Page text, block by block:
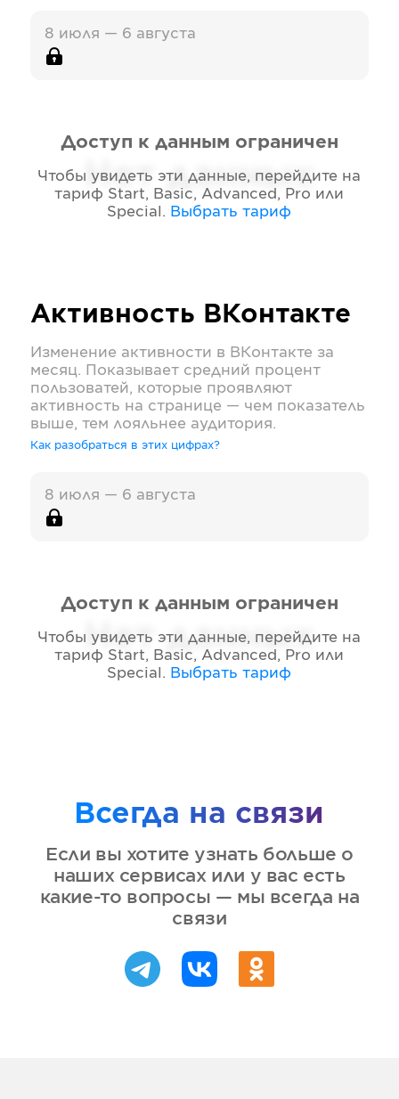
8 июля — 6 августа
Нет данных
Доступ к данным ограничен
Чтобы увидеть эти данные, перейдите на
тариф Start, Basic, Advanced, Pro или
Special . Выбрать тариф
Активность ВКонтакте
Изменение активности в ВКонтакте за
месяц. Показывает средний процент
пользоватей, которые проявляют
активность на странице — чем показатель
выше, тем лояльнее аудитория.
Как разобраться в этих цифрах?
8 июля — 6 августа
Нет данных
Доступ к данным ограничен
Чтобы увидеть эти данные, перейдите на
тариф Start, Basic, Advanced, Pro или
Special . Выбрать тариф
Всегда на связи
Если вы хотите узнать больше о
наших сервисах или у вас есть
какие-то вопросы — мы всегда на
связи